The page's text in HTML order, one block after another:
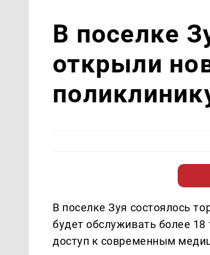
В поселке
открыли
В поселке Зуя состоялось
будет обслуживать более
доступ к современным